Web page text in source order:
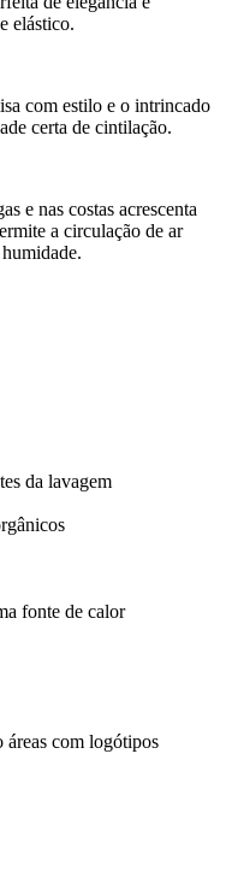
elástico.
com estilo e o intrincado
certa de cintilação.
e nas costas acrescenta
a circulação de ar
da lavagem
fonte de calor
áreas com logótipos